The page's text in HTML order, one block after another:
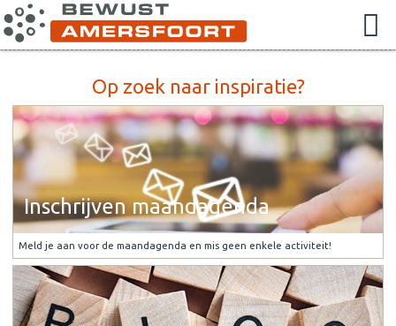
Op zoek naar inspiratie?
Inschrijven maandagenda
Meld je aan voor de maandagenda en mis geen enkele activiteit!